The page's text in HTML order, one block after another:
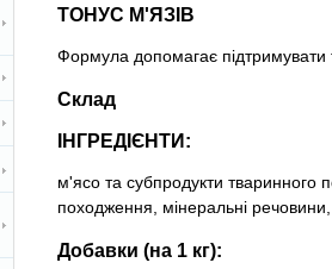
ТОНУС М'ЯЗІВ
Формула допомагає підтримувати
Склад
ІНГРЕДІЄНТИ:
м'ясо та субпродукти тваринного
походження, мінеральні речовини,
Добавки (на 1 кг):